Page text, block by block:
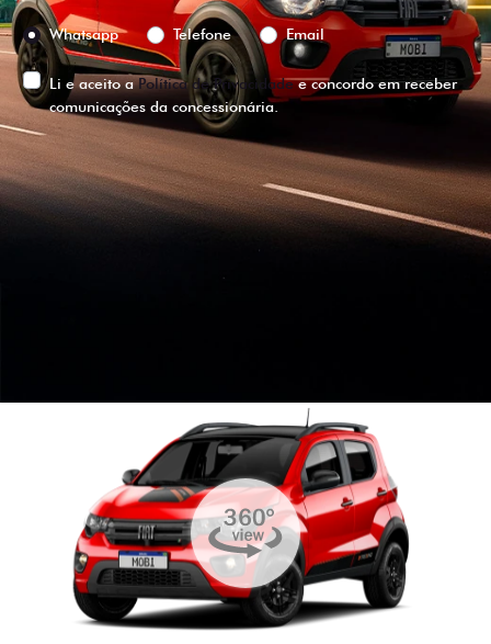
Preferência de contato:
Whatsapp
Telefone Email
Li e aceito aPolítica de Privacidadee concordo em receber
comunicações da concessionária.
ENTRAR EM CONTATO